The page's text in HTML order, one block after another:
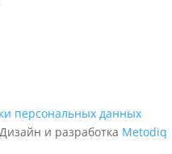
персональных данных
и разработка Metodiq